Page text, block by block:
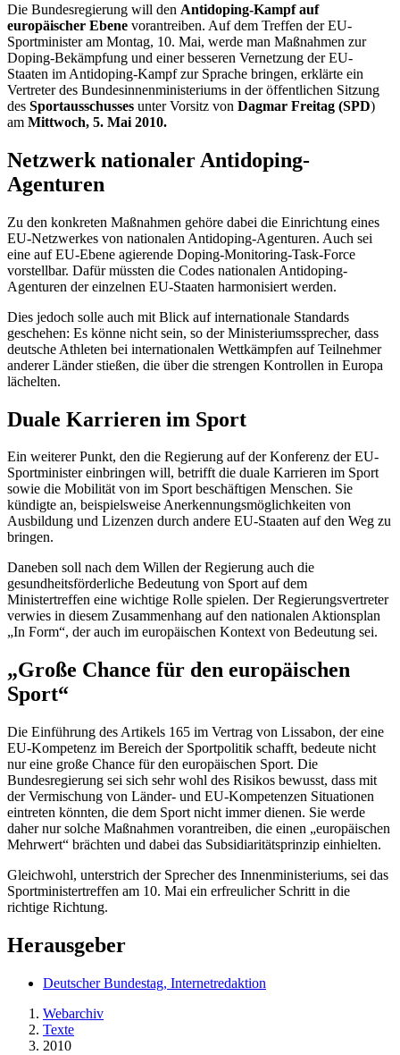
Die Bundesregierung will den Antidoping-Kampf auf
europäischer Ebene vorantreiben. Auf dem Treffen der EU-
Sportminister am Montag, 10. Mai, werde man Maßnahmen zur
Doping-Bekämpfung und einer besseren Vernetzung der EU-
Staaten im Antidoping-Kampf zur Sprache bringen, erklärte ein
Vertreter des Bundesinnenministeriums in der öffentlichen Sitzung
des Sportausschusses unter Vorsitz von Dagmar Freitag (SPD)
am Mittwoch, 5. Mai 2010.
Netzwerk nationaler Antidoping-
Agenturen
Zu den konkreten Maßnahmen gehöre dabei die Einrichtung eines
EU-Netzwerkes von nationalen Antidoping-Agenturen. Auch sei
eine auf EU-Ebene agierende Doping-Monitoring-Task-Force
vorstellbar. Dafür müssten die Codes nationalen Antidoping-
Agenturen der einzelnen EU-Staaten harmonisiert werden.
Dies jedoch solle auch mit Blick auf internationale Standards
geschehen: Es könne nicht sein, so der Ministeriumssprecher, dass
deutsche Athleten bei internationalen Wettkämpfen auf Teilnehmer
anderer Länder stießen, die über die strengen Kontrollen in Europa
lächelten.
Duale Karrieren im Sport
Ein weiterer Punkt, den die Regierung auf der Konferenz der EU-
Sportminister einbringen will, betrifft die duale Karrieren im Sport
sowie die Mobilität von im Sport beschäftigen Menschen. Sie
kündigte an, beispielsweise Anerkennungsmöglichkeiten von
Ausbildung und Lizenzen durch andere EU-Staaten auf den Weg zu
bringen.
Daneben soll nach dem Willen der Regierung auch die
gesundheitsförderliche Bedeutung von Sport auf dem
Ministertreffen eine wichtige Rolle spielen. Der Regierungsvertreter
verwies in diesem Zusammenhang auf den nationalen Aktionsplan
„In Form“, der auch im europäischen Kontext von Bedeutung sei.
„Große Chance für den europäischen
Sport“
Die Einführung des Artikels 165 im Vertrag von Lissabon, der eine
EU-Kompetenz im Bereich der Sportpolitik schafft, bedeute nicht
nur eine große Chance für den europäischen Sport. Die
Bundesregierung sei sich sehr wohl des Risikos bewusst, dass mit
der Vermischung von Länder- und EU-Kompetenzen Situationen
eintreten könnten, die dem Sport nicht immer dienen. Sie werde
daher nur solche Maßnahmen vorantreiben, die einen „europäischen
Mehrwert“ brächten und dabei das Subsidiaritätsprinzip einhielten.
Gleichwohl, unterstrich der Sprecher des Innenministeriums, sei das
Sportministertreffen am 10. Mai ein erfreulicher Schritt in die
richtige Richtung.
Herausgeber
Deutscher Bundestag, Internetredaktion
Webarchiv
Texte
2010